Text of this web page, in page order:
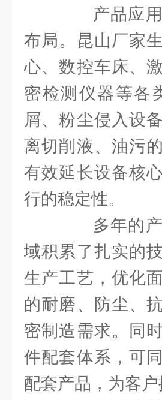
产品应用
布局。昆山厂家
心、数控车床、
密检测仪器等各
屑、粉尘侵入设
离切削液、油污
有效延长设备核
行的稳定性。
多年的产
域积累了扎实的
生产工艺，优化
的耐磨、防尘、
密制造需求。同
件配套体系，可
配套产品，为客